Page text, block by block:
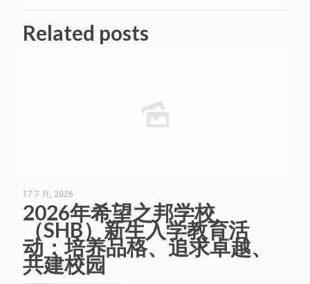
Related posts
17 7 月, 2026
2026年希望之邦学校
（SHB）新生入学教育活
动：培养品格、追求卓越、
共建校园